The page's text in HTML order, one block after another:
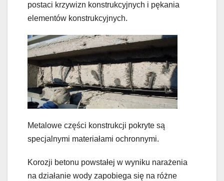
postaci krzywizn konstrukcyjnych i pękania
elementów konstrukcyjnych.
Metalowe części konstrukcji pokryte są
specjalnymi materiałami ochronnymi.
Korozji betonu powstałej w wyniku narażenia
na działanie wody zapobiega się na różne